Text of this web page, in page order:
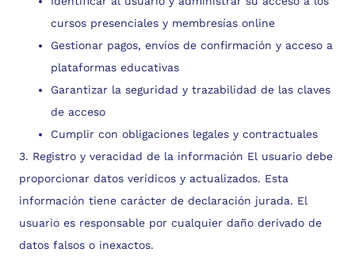
cursos presenciales y membresías online
Gestionar pagos, envíos de confirmación y acceso a
plataformas educativas
Garantizar la seguridad y trazabilidad de las claves
de acceso
Cumplir con obligaciones legales y contractuales
3. Registro y veracidad de la información El usuario debe
proporcionar datos verídicos y actualizados. Esta
información tiene carácter de declaración jurada. El
usuario es responsable por cualquier daño derivado de
datos falsos o inexactos.